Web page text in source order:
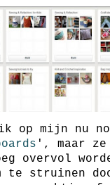
op mijn nu
', maar
overvol
te struinen